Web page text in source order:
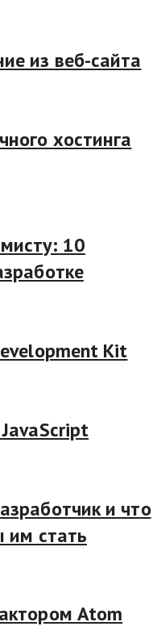
из веб-сайта
хостинга
10
Kit
и что
им стать
Atom